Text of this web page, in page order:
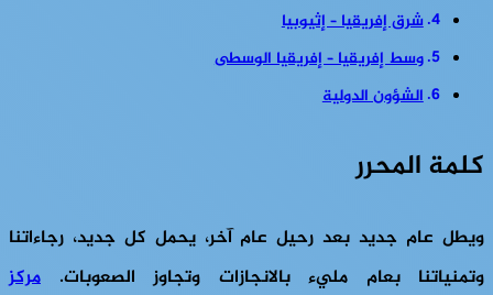
شرق إفريقيا – إثيوبيا
وسط إفريقيا – إفريقيا الوسطى
الشؤون الدولية
كلمة المحرر
ويطل عام جديد بعد رحيل عام آخر، يحمل كل جديد، رجاءاتنا
وتمنياتنا بعام مليء بالانجازات وتجاوز الصعوبات. مركز